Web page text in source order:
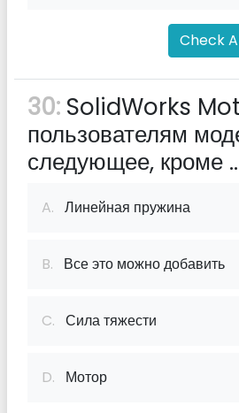
Check
30: SolidWorks
пользователям
следующее, кроме
A. Линейная пружина
B. Все это можно добавить
C. Сила тяжести
D. Мотор